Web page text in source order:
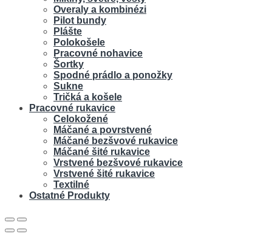
Overaly a kombinézi
Pilot bundy
Plášte
Polokošele
Pracovné nohavice
Šortky
Spodné prádlo a ponožky
Sukne
Tričká a košele
Pracovné rukavice
Celokožené
Máčané a povrstvené
Máčané bezšvové rukavice
Máčané šité rukavice
Vrstvené bezšvové rukavice
Vrstvené šité rukavice
Textilné
Ostatné Produkty